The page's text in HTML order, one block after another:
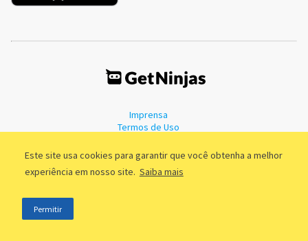
Este site usa cookies para garantir que você obtenha a melhor
experiência em nosso site. Saiba mais
Permitir
Imprensa
Termos de Uso
©2011 - 2026, GetNinjas LTDA. CNPJ 55.744.877/0001-89 - Rua Dr.
Fernandes Coelho, 85 - 3º andar - São Paulo/SP - Brasil